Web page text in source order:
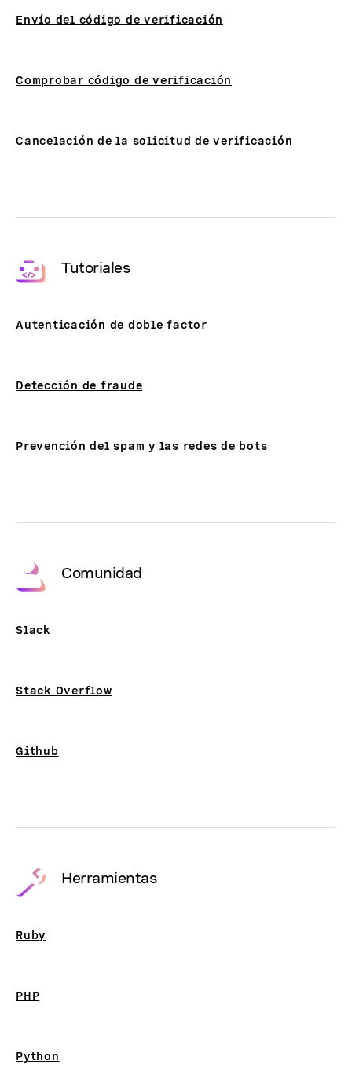
Envío del código de verificación
Comprobar código de verificación
Cancelación de la solicitud de verificación
Tutoriales
Autenticación de doble factor
Detección de fraude
Prevención del spam y las redes de bots
Comunidad
Slack
Stack Overflow
Github
Herramientas
Ruby
PHP
Python